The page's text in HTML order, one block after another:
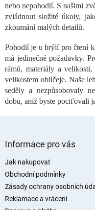
nebo nepohodlí. S našimi
zvládnout složité úkoly,
zkoumání malých detailů.
Pohodlí je u brýlí pro čtení
má jedinečné požadavky.
rámů, materiály a
velikostem obličeje. Naše
seděly a nezpůsobovaly
dobu, aniž byste pociťovali
Informace pro vás
Jak nakupovat
Obchodní podmínky
Zásady ochrany osobních
Reklamace a vrácení